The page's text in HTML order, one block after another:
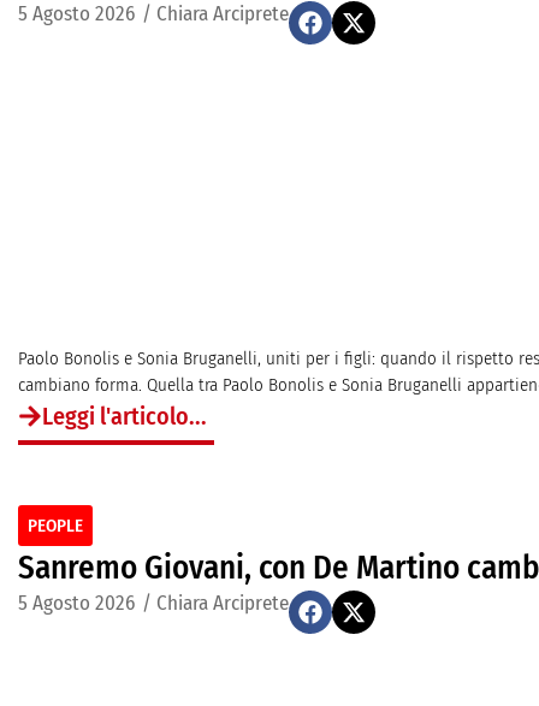
5 Agosto 2026 / Chiara Arciprete
Paolo Bonolis e Sonia Bruganelli, uniti per i figli: quando il rispetto
cambiano forma. Quella tra Paolo Bonolis e Sonia Bruganelli
Leggi l'articolo...
PEOPLE
Sanremo Giovani, con De Martino
5 Agosto 2026 / Chiara Arciprete